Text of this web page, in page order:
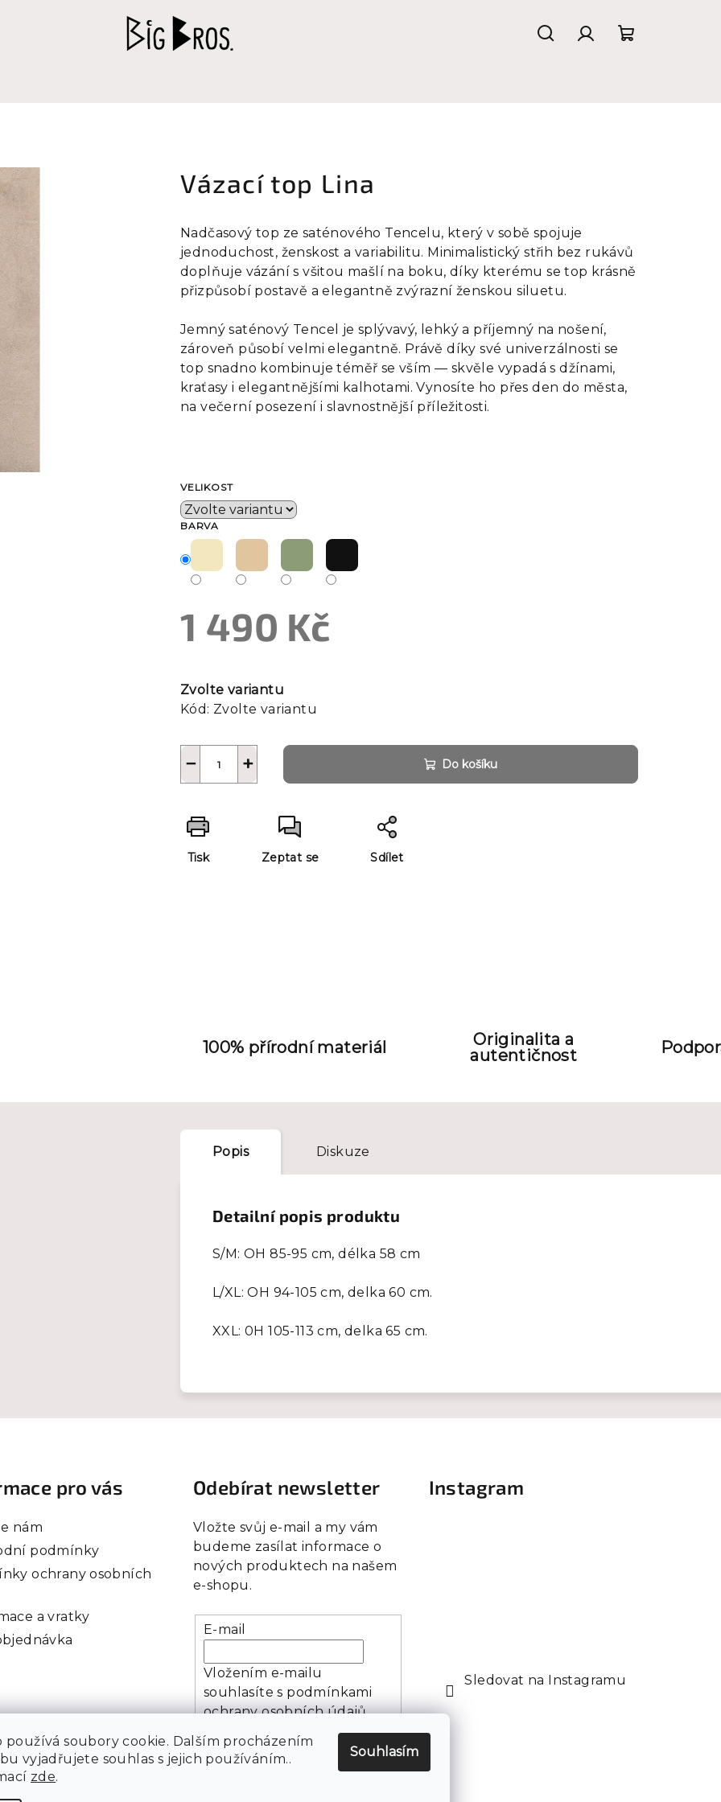
používá soubory cookie. Dalším procházením
vyjadřujete souhlas s jejich používáním..
zde.
Souhlasím
Vázací top Lina
Nadčasový top ze saténového Tencelu, který v sobě spojuje
jednoduchost, ženskost a variabilitu. Minimalistický střih bez rukávů
doplňuje vázání s všitou mašlí na boku, díky kterému se top krásně
přizpůsobí postavě a elegantně zvýrazní ženskou siluetu.
Jemný saténový Tencel je splývavý, lehký a příjemný na nošení,
zároveň působí velmi elegantně. Právě díky své univerzálnosti se
top snadno kombinuje téměř se vším — skvěle vypadá s džínami,
kraťasy i elegantnějšími kalhotami. Vynosíte ho přes den do města,
na večerní posezení i slavnostnější příležitosti.
VELIKOST
BARVA
1 490 Kč
cena:
Zvolte variantu
Kód: Zvolte variantu
+
− Do košíku
Tisk Zeptat se Sdílet
100% přírodní materiál
Originalita a
autentičnost
Popis Diskuze
Detailní popis produktu
S/M: OH 85-95 cm, délka 58 cm
L/XL: OH 94-105 cm, delka 60 cm.
XXL: 0H 105-113 cm, delka 65 cm.
pro vás
nám
podmínky
ochrany osobních
a vratky
Odebírat newsletter
Vložte svůj e-mail a my vám
budeme zasílat informace o
nových produktech na našem
e-shopu.
E-mail
Vložením e-mailu
souhlasíte s podmínkami
ochrany osobních údajů
Přihlásit se
Instagram
Sledovat na Instagramu